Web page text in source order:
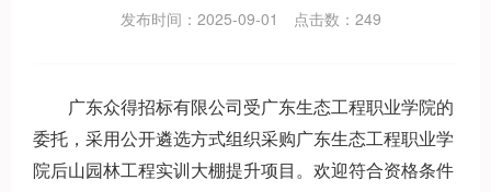
联系众得
电子招标平台
发布时间：2025-09-01 点击数： 249
广东众得招标有限公司受广东生态工程职业学院的
委托，采用公开遴选方式组织采购广东生态工程职业学
院后山园林工程实训大棚提升项目。欢迎符合资格条件